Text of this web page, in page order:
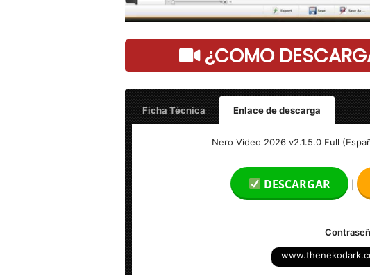
¿COMO
Ficha Técnica
Enlace de descarga
Activación: versión completa – Patch – Licencia
Sistema Operativo: Windows (Todas las versiones)
Nero Video 2026 v2.1.5.0 Full
DESCARGAR |